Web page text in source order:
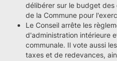
délibérer sur le budget
de la Commune pour
Le Conseil arrête les
d'administration intérieure
communale. Il vote aussi
taxes et de redevances,